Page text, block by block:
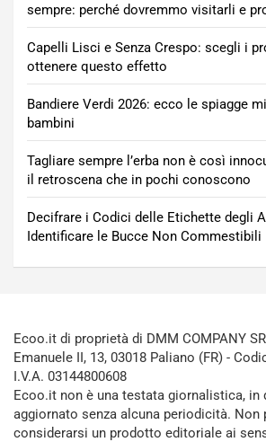
sempre: perché dovremmo visitarli e
Capelli Lisci e Senza Crespo: scegli i
ottenere questo effetto
Bandiere Verdi 2026: ecco le spiagge
bambini
Tagliare sempre l’erba non è così
il retroscena che in pochi conoscono
Decifrare i Codici delle Etichette degli
Identificare le Bucce Non Commestibili
Ecoo.it di proprietà di DMM COMPANY
Emanuele II, 13, 03018 Paliano (FR) -
I.V.A. 03144800608
Ecoo.it non è una testata giornalistica, in
aggiornato senza alcuna periodicità. Non
considerarsi un prodotto editoriale ai